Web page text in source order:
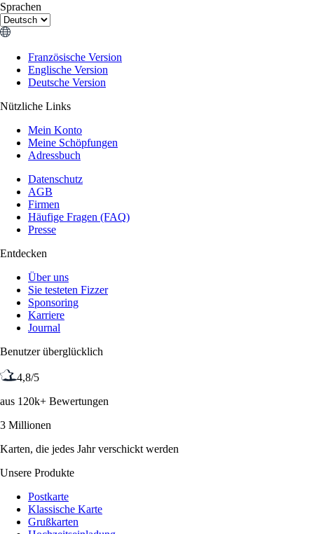
Sprachen
Französische Version
Englische Version
Deutsche Version
Nützliche Links
Mein Konto
Meine Schöpfungen
Adressbuch
Datenschutz
AGB
Firmen
Häufige Fragen (FAQ)
Presse
Entdecken
Über uns
Sie testeten Fizzer
Sponsoring
Karriere
Journal
Benutzer überglücklich
4,8/5
aus 120k+ Bewertungen
3 Millionen
Karten, die jedes Jahr verschickt werden
Unsere Produkte
Postkarte
Klassische Karte
Grußkarten